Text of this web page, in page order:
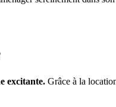
excitante. Grâce à la